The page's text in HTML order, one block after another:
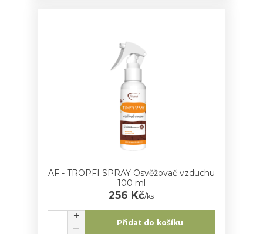
AF - TROPFI SPRAY Osvěžovač vzduchu
100 ml
256 Kč/ks
Přidat do košíku